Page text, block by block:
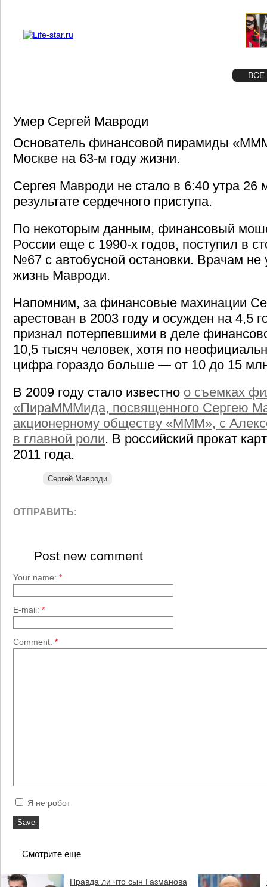
ВСЕ
Умер Сергей Мавроди
Основатель финансовой пирамиды
Москве на 63-м году жизни.
Сергея Мавроди не стало в 6:40 утра 26
результате сердечного приступа.
По некоторым данным, финансовый
России еще с 1990-х годов, поступил в
№67 с автобусной остановки. Врачам не
жизнь Мавроди.
Напомним, за финансовые махинации
арестован в 2003 году и осужден на 4,5
признал потерпевшими в деле
10,5 тысяч человек, хотя по
цифра гораздо больше — от 10 до 15
В 2009 году стало известно о съемках
«ПираМММида, посвященного Сергею
акционерному обществу «МММ», с
в главной роли. В российский прокат
2011 года.
Сергей Мавроди
ОТПРАВИТЬ:
Post new comment
Your name: *
E-mail: *
Comment: *
Я не робот
Смотрите еще
Правда ли что сын Газманова